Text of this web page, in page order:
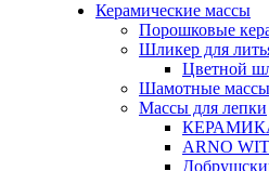
Керамические массы
Порошковые
Шликер для
Цветной
Шамотные массы
Массы для лепки
ARNO